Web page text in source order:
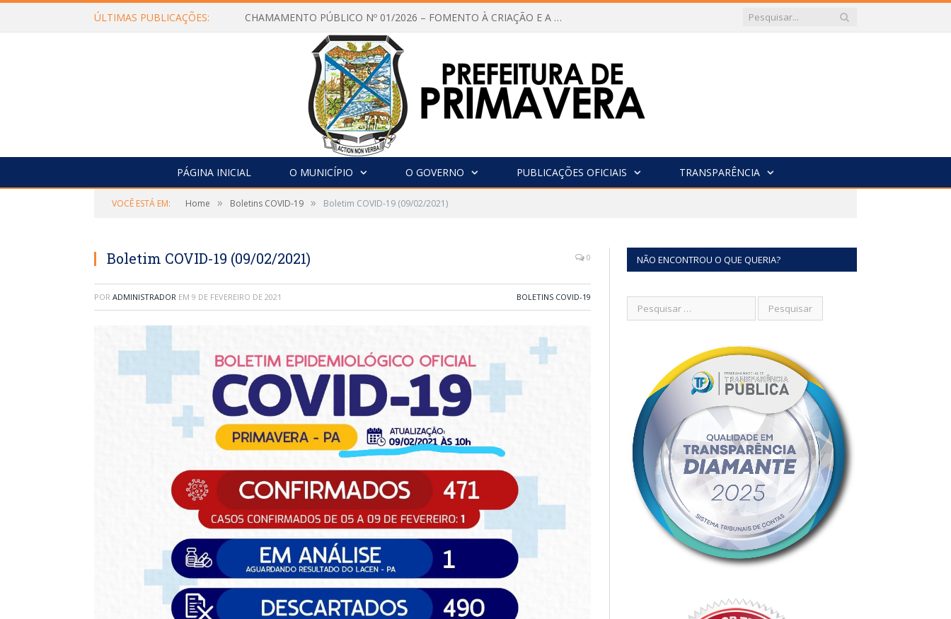
ÚLTIMAS PUBLICAÇÕES: CHAMAMENTO PÚBLICO Nº 01/2026 – FOMENTO À CRIAÇÃO E A CIRCULAÇÃO DE PRODUÇÕES CULTURAIS – Aldir Blanc
PÁGINA INICIAL O MUNICÍPIO O GOVERNO PUBLICAÇÕES OFICIAIS TRANSPARÊNCIA
VOCÊ ESTÁ EM: Home » Boletins COVID-19 » Boletim COVID-19 (09/02/2021)
Boletim COVID-19 (09/02/2021) 0
POR ADMINISTRADOR EM 9 DE FEVEREIRO DE 2021 BOLETINS COVID-19
NÃO ENCONTROU O QUE QUERIA?